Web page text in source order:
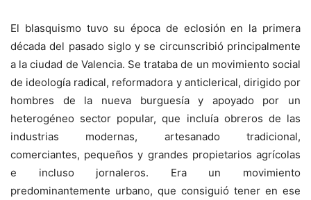
El blasquismo tuvo su época de eclosión en la primera
década del pasado siglo y se circunscribió principalmente
a la ciudad de Valencia. Se trataba de un movimiento social
de ideología radical, reformadora y anticlerical, dirigido por
hombres de la nueva burguesía y apoyado por un
heterogéneo sector popular, que incluía obreros de las
industrias modernas, artesanado tradicional,
comerciantes, pequeños y grandes propietarios agrícolas
e incluso jornaleros. Era un movimiento
predominantemente urbano, que consiguió tener en ese